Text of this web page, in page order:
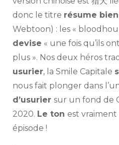
donc le titre résume bien
Webtoon) : les «
devise « une fois qu’ils
plus ». Nos deux héros
usurier, la Smile Capitale
nous fait plonger dans
d’usurier sur un fond de
2020. Le ton est
épisode !